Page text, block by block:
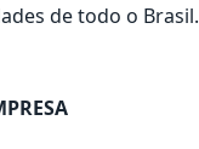
de todo o Brasil.